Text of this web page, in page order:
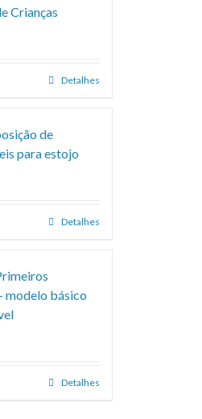
Crianças
Detalhes
de
para estojo
Detalhes
modelo básico
Detalhes